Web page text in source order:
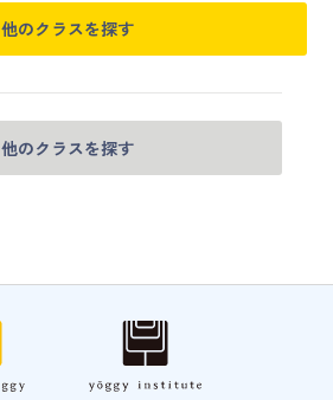
他のクラスを探す
他のクラスを探す